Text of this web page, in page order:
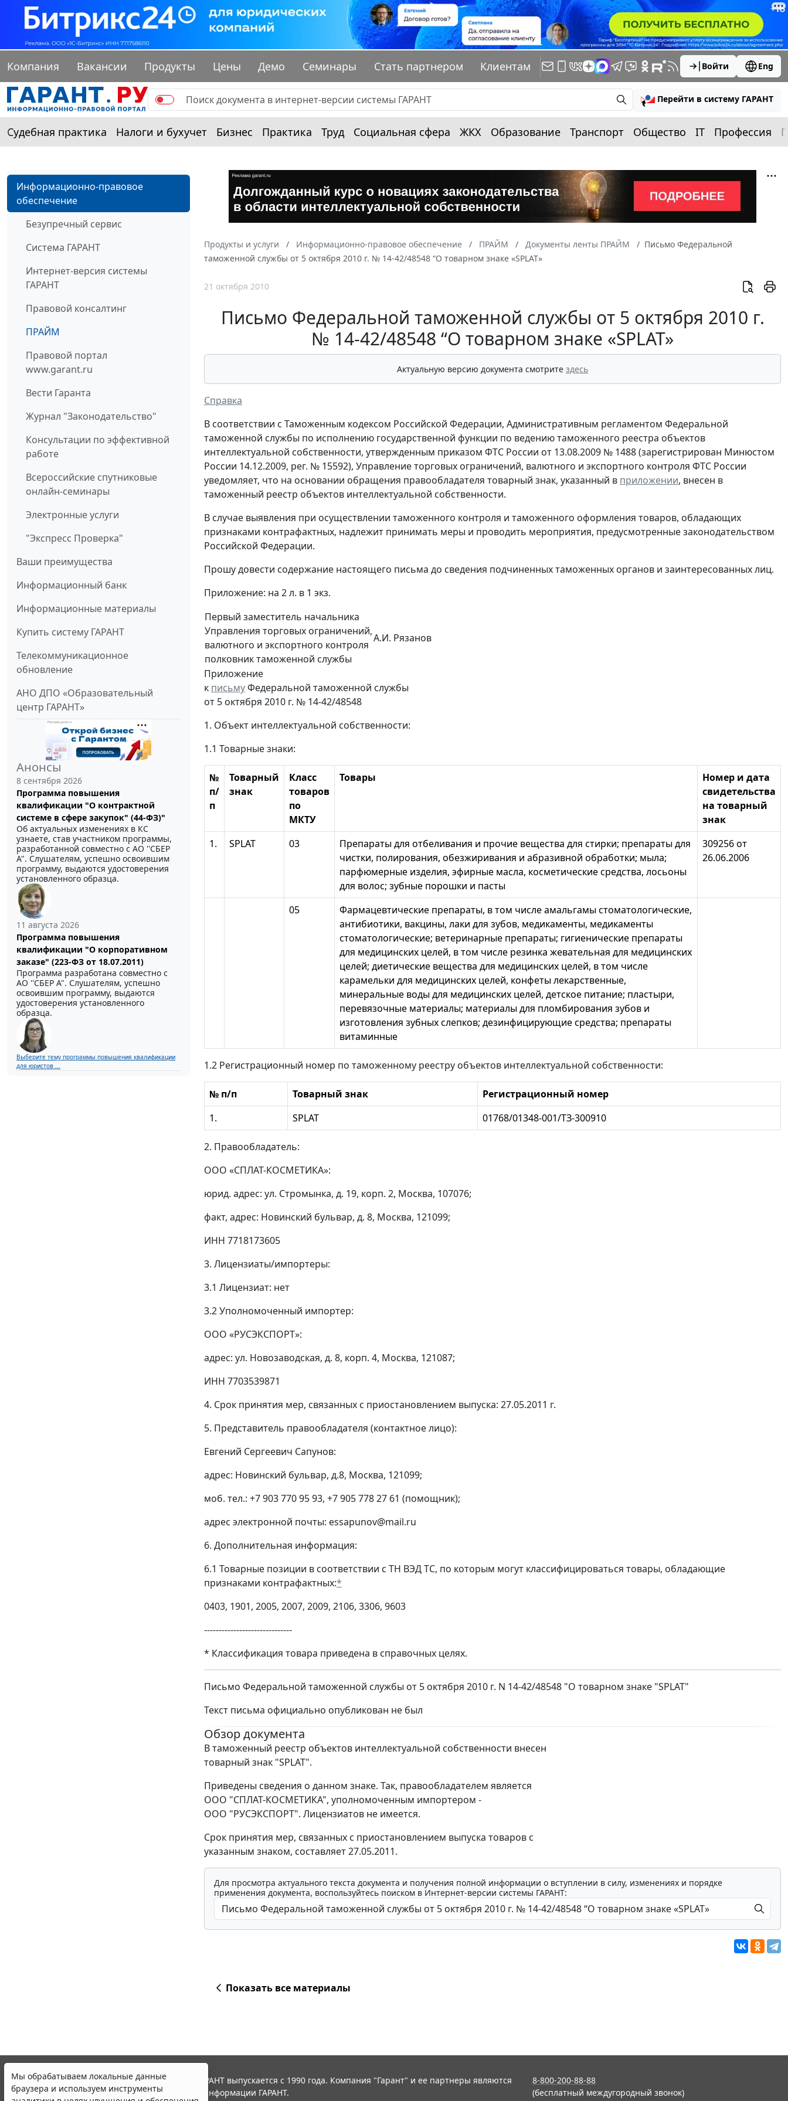
Компания Вакансии Продукты Цены Демо Семинары Стать партнером Клиентам Войти Eng
Перейти в систему ГАРАНТ
Судебная практика Налоги и бухучет Бизнес Практика Труд Социальная сфера ЖКХ Образование Транспорт Общество IT Профессия
Информационно-правовое
обеспечение
Безупречный сервис
Система ГАРАНТ
Интернет-версия системы
ГАРАНТ
Правовой консалтинг
ПРАЙМ
Правовой портал
www.garant.ru
Вести Гаранта
Журнал "Законодательство"
Консультации по эффективной
работе
Всероссийские спутниковые
онлайн-семинары
Электронные услуги
"Экспресс Проверка"
Ваши преимущества
Информационный банк
Информационные материалы
Купить систему ГАРАНТ
Телекоммуникационное
обновление
АНО ДПО «Образовательный
центр ГАРАНТ»
Анонсы
8 сентября 2026
Программа повышения
квалификации "О контрактной
системе в сфере закупок" (44-ФЗ)"
Об актуальных изменениях в КС
узнаете, став участником программы,
разработанной совместно с АО ''СБЕР
А". Слушателям, успешно освоившим
программу, выдаются удостоверения
установленного образца.
11 августа 2026
Программа повышения
квалификации "О корпоративном
заказе" (223-ФЗ от 18.07.2011)
Программа разработана совместно с
АО ''СБЕР А". Слушателям, успешно
освоившим программу, выдаются
удостоверения установленного
образца.
Выберите тему программы повышения квалификации
для юристов ...
Продукты и услуги Информационно-правовое обеспечение ПРАЙМ Документы ленты ПРАЙМ
Письмо Федеральной
таможенной службы от 5 октября 2010 г. № 14-42/48548 “О товарном знаке «SPLAT»
21 октября 2010
Письмо Федеральной таможенной службы от 5 октября 2010 г.
№ 14-42/48548 “О товарном знаке «SPLAT»
Актуальную версию документа смотрите здесь
Справка
В соответствии с Таможенным кодексом Российской Федерации, Административным регламентом Федеральной
таможенной службы по исполнению государственной функции по ведению таможенного реестра объектов
интеллектуальной собственности, утвержденным приказом ФТС России от 13.08.2009 № 1488 (зарегистрирован Минюстом
России 14.12.2009, рег. № 15592), Управление торговых ограничений, валютного и экспортного контроля ФТС России
уведомляет, что на основании обращения правообладателя товарный знак, указанный в приложении, внесен в
таможенный реестр объектов интеллектуальной собственности.
В случае выявления при осуществлении таможенного контроля и таможенного оформления товаров, обладающих
признаками контрафактных, надлежит принимать меры и проводить мероприятия, предусмотренные законодательством
Российской Федерации.
Прошу довести содержание настоящего письма до сведения подчиненных таможенных органов и заинтересованных лиц.
Приложение: на 2 л. в 1 экз.
Первый заместитель начальника
Управления торговых ограничений,
валютного и экспортного контроля
полковник таможенной службы
А.И. Рязанов
Приложение
к письмуФедеральной таможенной службы
от 5 октября 2010 г. № 14-42/48548
1. Объект интеллектуальной собственности:
1.1 Товарные знаки:
№
п/
п
Товарный
знак
Класс
товаров
по
МКТУ
Товары
Номер и дата
свидетельства
на товарный
знак
1.
SPLAT 03
Препараты для отбеливания и прочие вещества для стирки; препараты для
чистки, полирования, обезжиривания и абразивной обработки; мыла;
парфюмерные изделия, эфирные масла, косметические средства, лосьоны
для волос; зубные порошки и пасты
309256 от
26.06.2006
05
Фармацевтические препараты, в том числе амальгамы стоматологические,
антибиотики, вакцины, лаки для зубов, медикаменты, медикаменты
стоматологические; ветеринарные препараты; гигиенические препараты
для медицинских целей, в том числе резинка жевательная для медицинских
целей; диетические вещества для медицинских целей, в том числе
карамельки для медицинских целей, конфеты лекарственные,
минеральные воды для медицинских целей, детское питание; пластыри,
перевязочные материалы; материалы для пломбирования зубов и
изготовления зубных слепков; дезинфицирующие средства; препараты
витаминные
1.2 Регистрационный номер по таможенному реестру объектов интеллектуальной собственности:
№ п/п Товарный знак
Регистрационный номер
1.
SPLAT 01768/01348-001/ТЗ-300910
2. Правообладатель:
ООО «СПЛАТ-КОСМЕТИКА»:
юрид. адрес: ул. Стромынка, д. 19, корп. 2, Москва, 107076;
факт, адрес: Новинский бульвар, д. 8, Москва, 121099;
ИНН 7718173605
3. Лицензиаты/импортеры:
3.1 Лицензиат: нет
3.2 Уполномоченный импортер:
ООО «РУСЭКСПОРТ»:
адрес: ул. Новозаводская, д. 8, корп. 4, Москва, 121087;
ИНН 7703539871
4. Срок принятия мер, связанных с приостановлением выпуска: 27.05.2011 г.
5. Представитель правообладателя (контактное лицо):
Евгений Сергеевич Сапунов:
адрес: Новинский бульвар, д.8, Москва, 121099;
моб. тел.: +7 903 770 95 93, +7 905 778 27 61 (помощник);
адрес электронной почты: essapunov@mail.ru
6. Дополнительная информация:
6.1 Товарные позиции в соответствии с ТН ВЭД ТС, по которым могут классифицироваться товары, обладающие
признаками контрафактных:*
0403, 1901, 2005, 2007, 2009, 2106, 3306, 9603
------------------------------
* Классификация товара приведена в справочных целях.
Письмо Федеральной таможенной службы от 5 октября 2010 г. N 14-42/48548 "О товарном знаке "SPLAT"
Текст письма официально опубликован не был
Обзор документа
В таможенный реестр объектов интеллектуальной собственности внесен
товарный знак "SPLAT".
Приведены сведения о данном знаке. Так, правообладателем является
ООО "СПЛАТ-КОСМЕТИКА", уполномоченным импортером -
ООО "РУСЭКСПОРТ". Лицензиатов не имеется.
Срок принятия мер, связанных с приостановлением выпуска товаров с
указанным знаком, составляет 27.05.2011.
Для просмотра актуального текста документа и получения полной информации о вступлении в силу, изменениях и порядке
применения документа, воспользуйтесь поиском в Интернет-версии системы ГАРАНТ:
Показать все материалы
Мы обрабатываем локальные данные
браузера и используем инструменты
© ООО "НПП "ГАРАНТ-СЕРВИС", 2026. Система ГАРАНТ выпускается с 1990 года. Компания "Гарант" и ее партнеры являются
участниками Российской ассоциации правовой информации ГАРАНТ.
8-800-200-88-88
(бесплатный междугородный звонок)